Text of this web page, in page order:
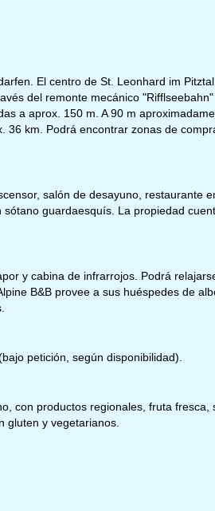
El centro de St. Leonhard im
del remonte mecánico
a aprox. 150 m. A 90 m
km. Podrá encontrar zonas de
salón de desayuno, restaurante
guardaesquís. La propiedad
y cabina de infrarrojos. Podrá
B&B provee a sus huéspedes de
petición, según disponibilidad).
con productos regionales, fruta fresca,
gluten y vegetarianos.